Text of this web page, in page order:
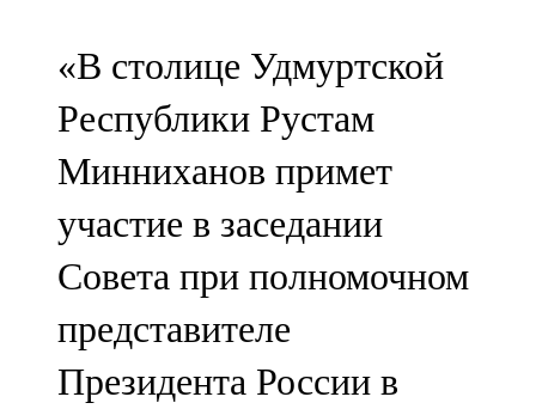
Түбән Кама
102,6 FM
Чирмешән
107,7 FM
Чистай
103,0 FM
Чүпрәле
«В столице Удмуртской
Республики Рустам
Минниханов примет
участие в заседании
Совета при полномочном
представителе
Президента России в